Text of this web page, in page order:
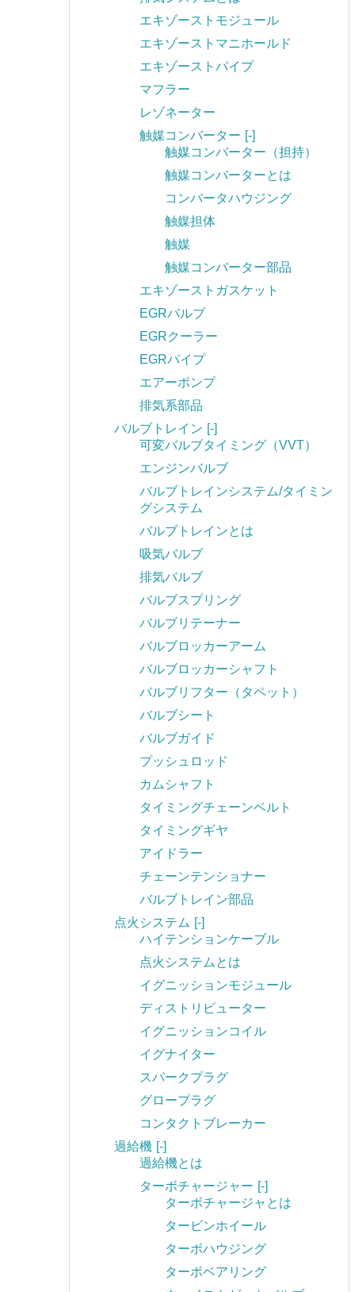
エキゾーストモジュール
エキゾーストマニホールド
エキゾーストパイプ
マフラー
レゾネーター
触媒コンバーター [-]
触媒コンバーター（担持）
触媒コンバーターとは
コンバータハウジング
触媒担体
触媒
触媒コンバーター部品
エキゾーストガスケット
EGRバルブ
EGRクーラー
EGRパイプ
エアーポンプ
排気系部品
バルブトレイン [-]
可変バルブタイミング（VVT）
エンジンバルブ
バルブトレインシステム/タイミン
グシステム
バルブトレインとは
吸気バルブ
排気バルブ
バルブスプリング
バルブリテーナー
バルブロッカーアーム
バルブロッカーシャフト
バルブリフター（タペット）
バルブシート
バルブガイド
プッシュロッド
カムシャフト
タイミングチェーンベルト
タイミングギヤ
アイドラー
チェーンテンショナー
バルブトレイン部品
点火システム [-]
ハイテンションケーブル
点火システムとは
イグニッションモジュール
ディストリビューター
イグニッションコイル
イグナイター
スパークプラグ
グロープラグ
コンタクトブレーカー
過給機 [-]
過給機とは
ターボチャージャー [-]
ターボチャージャとは
タービンホイール
ターボハウジング
ターボベアリング